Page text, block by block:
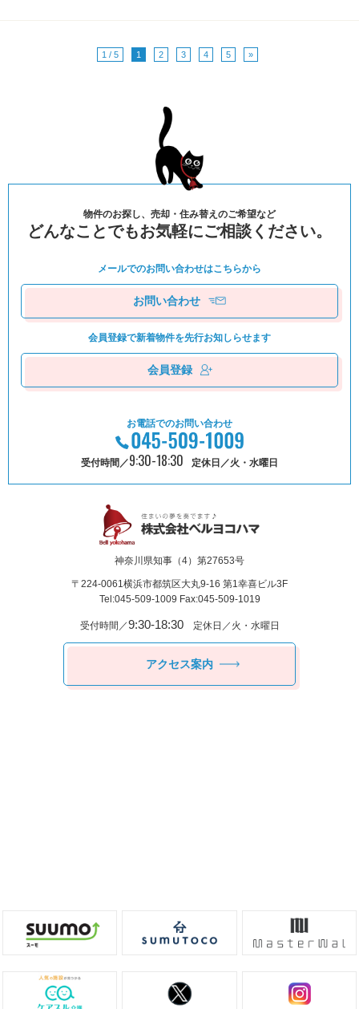
1 / 5 1 2 3 4 5 »
物件のお探し、売却・住み替えのご希望など
どんなことでもお気軽にご相談ください。
メールでのお問い合わせはこちらから
お問い合わせ
会員登録で新着物件を先⾏お知しらせます
会員登録
お電話でのお問い合わせ
受付時間／9:30-18:30 定休日／火・水曜日
神奈川県知事（4）第27653号
〒224-0061横浜市都筑区⼤丸9-16 第1幸喜ビル3F
Tel:045-509-1009 Fax:045-509-1019
受付時間／9:30-18:30定休日／火・水曜日
アクセス案内